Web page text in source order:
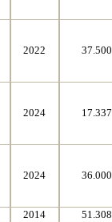
2022 37.500
2024 17.337
2024 36.000
2014 51.308